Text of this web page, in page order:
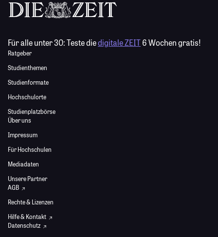
Für alle unter 30:Teste diedigitale ZEIT6 Wochen gratis!
Ratgeber
Studienthemen
Studienformate
Hochschulorte
Studienplatzbörse
Über uns
Impressum
Für Hochschulen
Mediadaten
Unsere Partner
AGB
Rechte & Lizenzen
Hilfe & Kontakt
Datenschutz